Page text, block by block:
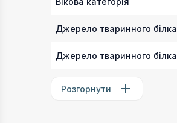
Джерело тваринного білка
Джерело тваринного білка
Розгорнути